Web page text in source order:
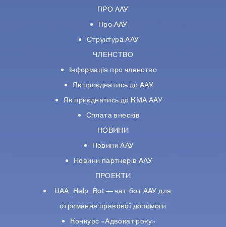
ПРО ААУ
Про ААУ
Структура ААУ
ЧЛЕНСТВО
Інформація про членство
Як приєднатись до ААУ
Як приєднатись до КМА ААУ
Сплата внесків
НОВИНИ
Новини ААУ
Новини партнерiв ААУ
ПРОЕКТИ
UAA_Help_Bot — чат-бот ААУ для
отримання правової допомоги
Конкурс «Адвокат року»